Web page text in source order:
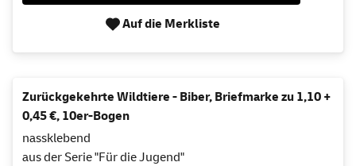
Auf die Merkliste
Zurückgekehrte Wildtiere - Biber, Briefmarke zu 1,10 +
0,45 €, 10er-Bogen
nassklebend
aus der Serie "Für die Jugend"